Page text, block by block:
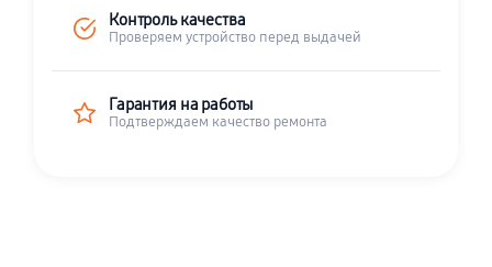
Контроль качества
Проверяем устройство перед выдачей
Гарантия на работы
Подтверждаем качество ремонта